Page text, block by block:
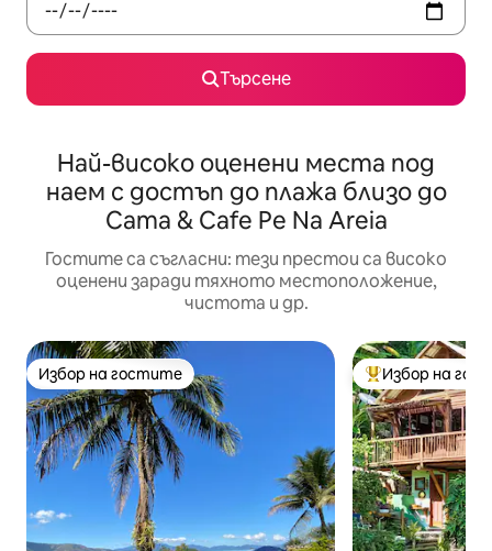
Търсене
Най-високо оценени места под
наем с достъп до плажа близо до
Cama & Cafe Pe Na Areia
Гостите са съгласни: тези престои са високо
оценени заради тяхното местоположение,
чистота и др.
Избор на гостите
Избор на гостите Най-популярен
Избор на